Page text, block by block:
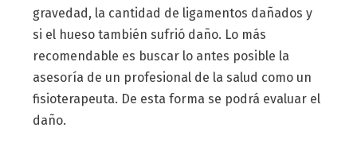
gravedad, la cantidad de ligamentos dañados y
si el hueso también sufrió daño. Lo más
recomendable es buscar lo antes posible la
asesoría de un profesional de la salud como un
fisioterapeuta. De esta forma se podrá evaluar el
daño.